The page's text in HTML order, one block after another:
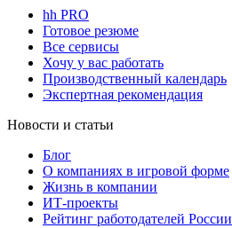
hh PRO
Готовое резюме
Все сервисы
Хочу у вас работать
Производственный календарь
Экспертная рекомендация
Новости и статьи
Блог
О компаниях в игровой форме
Жизнь в компании
ИТ-проекты
Рейтинг работодателей России